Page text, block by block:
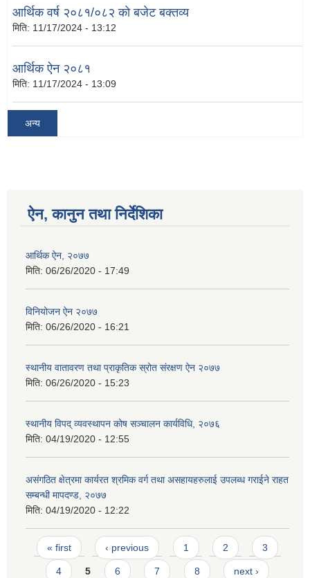
आर्थिक वर्ष २०८१/०८२ को बजेट बक्तव्य
मिति: 11/17/2024 - 13:12
आर्थिक ऐन २०८१
मिति: 11/17/2024 - 13:09
अन्य
ऐन, कानुन तथा निर्देशिका
आर्थिक ऐन, २०७७
मिति: 06/26/2020 - 17:49
विनियोजन ऐन २०७७
मिति: 06/26/2020 - 16:21
स्थानीय वातावरण तथा प्राकृतिक स्रोत संरक्षण ऐन २०७७
मिति: 06/26/2020 - 15:23
स्थानीय विपद् व्यवस्थापन कोष सञ्चालन कार्यविधि, २०७६
मिति: 04/19/2020 - 12:55
असंगठित क्षेत्रमा कार्यरत श्रमिक वर्ग तथा असहायहरुलाई उपलब्ध गराईने राहत
सम्बन्धी मापदण्ड, २०७७
मिति: 04/19/2020 - 12:22
Pages
« first ‹ previous 1 2 3
4 5 6 7 8 next ›